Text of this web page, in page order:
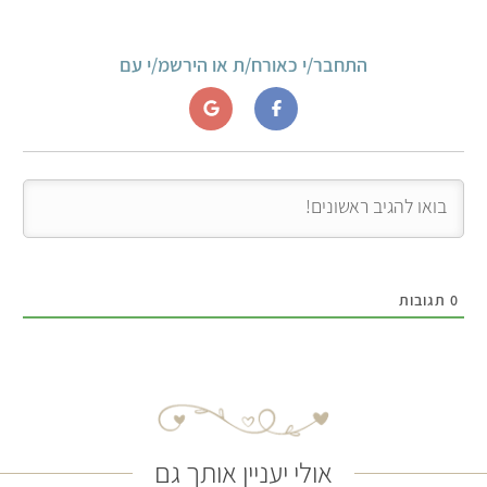
התחבר/י כאורח/ת או הירשמ/י עם
0 תגובות
אולי יעניין אותך גם